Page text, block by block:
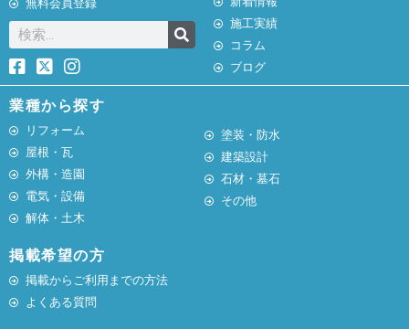
無料会員登録
施工実績
コラム
ブログ
業種から探す
リフォーム
屋根・瓦
外構・造園
電気・設備
解体・土木
塗装・防水
建築設計
石材・墓石
その他
掲載希望の方
掲載からご利用までの方法
よくある質問